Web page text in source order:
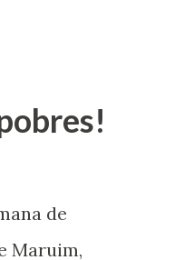
de
Maruim,